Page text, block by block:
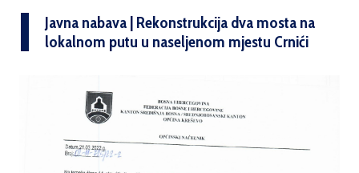
Javna nabava | Rekonstrukcija dva mosta na
lokalnom putu u naseljenom mjestu Crnići